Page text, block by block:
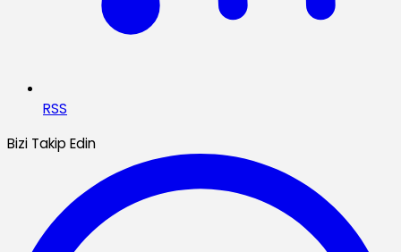
RSS
Bizi Takip Edin